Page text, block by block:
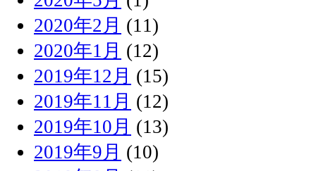
2020年2月 (11)
2020年1月 (12)
2019年12月 (15)
2019年11月 (12)
2019年10月 (13)
2019年9月 (10)